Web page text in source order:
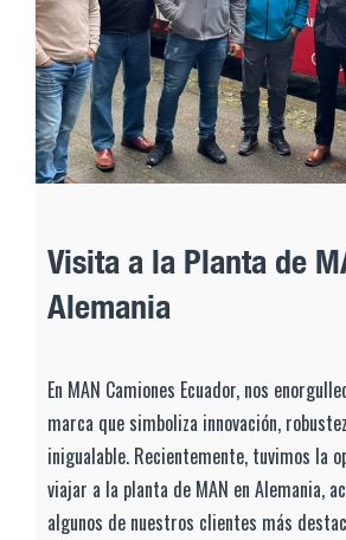
Visita a la Planta de
Alemania
En MAN Camiones Ecuador, nos
marca que simboliza innovación,
inigualable. Recientemente, tuvimos la
viajar a la planta de MAN en Alemania,
algunos de nuestros clientes más